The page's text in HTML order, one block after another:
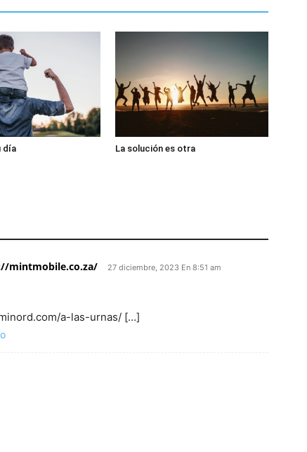
día La solución es otra
mintmobile.co.za/ 27 diciembre, 2023 En 8:51 am
a-las-urnas/ […]